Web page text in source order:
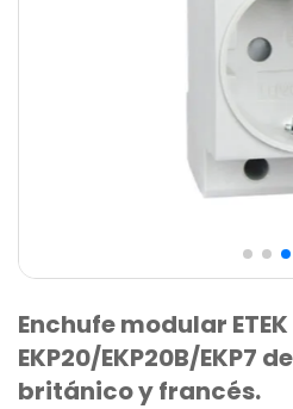
Enchufe modular ETEK
EKP20/EKP20B/EKP7
británico y francés.